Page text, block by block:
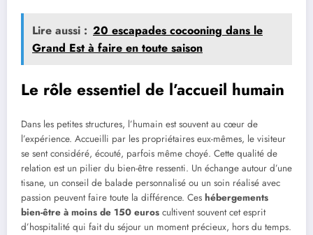
Lire aussi : 20 escapades cocooning dans le
Grand Est à faire en toute saison
Le rôle essentiel de l’accueil humain
Dans les petites structures, l’humain est souvent au cœur de
l’expérience. Accueilli par les propriétaires eux-mêmes, le visiteur
se sent considéré, écouté, parfois même choyé. Cette qualité de
relation est un pilier du bien-être ressenti. Un échange autour d’une
tisane, un conseil de balade personnalisé ou un soin réalisé avec
passion peuvent faire toute la différence. Ces hébergements
bien-être à moins de 150 euros cultivent souvent cet esprit
d’hospitalité qui fait du séjour un moment précieux, hors du temps.